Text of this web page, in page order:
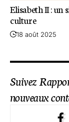
Elisabeth II : un
culture
18 août 2025
Suivez
nouveaux